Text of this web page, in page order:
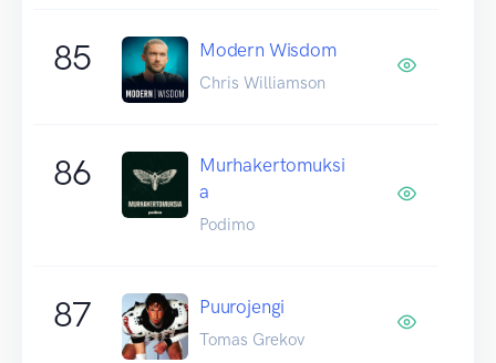
85 Modern Wisdom
Chris Williamson
86
Murhakertomuksi
a
Podimo
87 Puurojengi
Tomas Grekov